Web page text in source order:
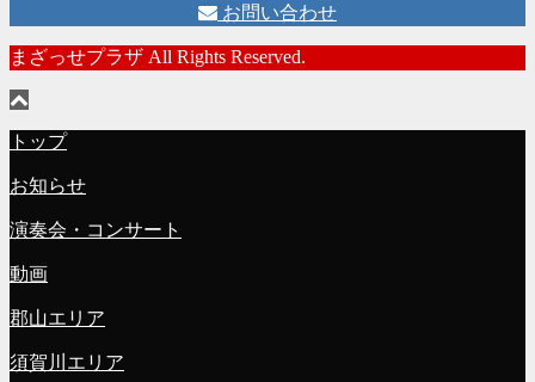
お問い合わせ
まざっせプラザ All Rights Reserved.
トップ
お知らせ
演奏会・コンサート
動画
郡山エリア
須賀川エリア